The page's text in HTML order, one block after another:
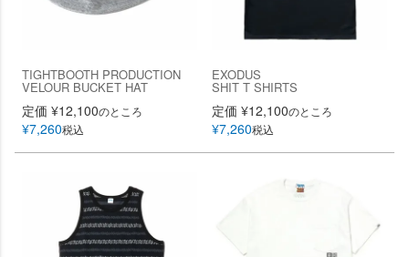
TIGHTBOOTH PRODUCTION
VELOUR BUCKET HAT
定価 ¥12,100のところ
¥7,260税込
EXODUS
SHIT T SHIRTS
定価 ¥12,100のところ
¥7,260税込